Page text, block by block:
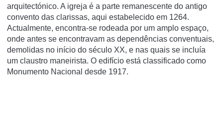
arquitectónico. A igreja é a parte remanescente do antigo
convento das clarissas, aqui estabelecido em 1264.
Actualmente, encontra-se rodeada por um amplo espaço,
onde antes se encontravam as dependências conventuais,
demolidas no iní­cio do século XX, e nas quais se incluí­a
um claustro maneirista. O edifí­cio está classificado como
Monumento Nacional desde 1917.